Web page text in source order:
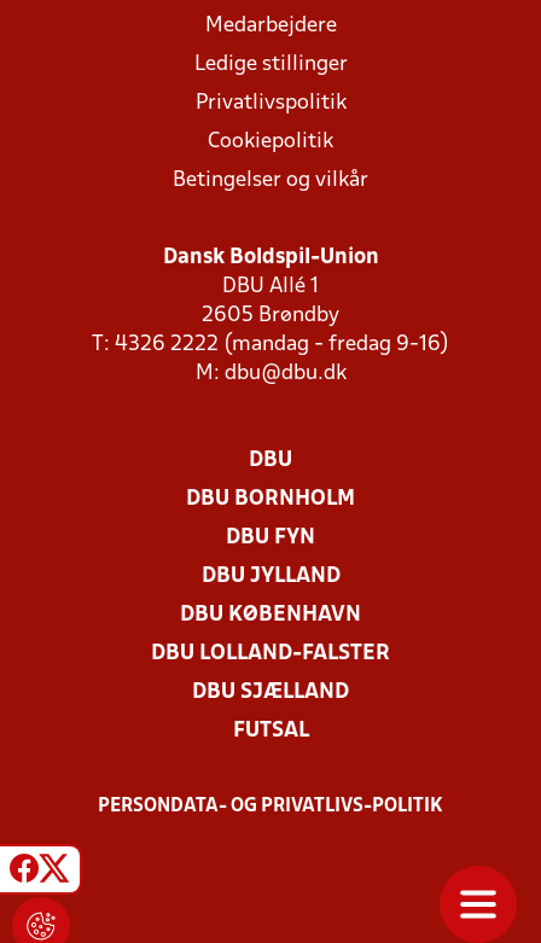
Medarbejdere
Ledige stillinger
Privatlivspolitik
Cookiepolitik
Betingelser og vilkår
Dansk Boldspil-Union
DBU Allé 1
2605 Brøndby
T: 4326 2222 (mandag - fredag 9-16)
M: dbu@dbu.dk
DBU
DBU BORNHOLM
DBU FYN
DBU JYLLAND
DBU KØBENHAVN
DBU LOLLAND-FALSTER
DBU SJÆLLAND
FUTSAL
PERSONDATA- OG PRIVATLIVS-POLITIK